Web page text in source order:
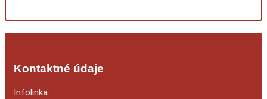
Kontaktné údaje
Infolinka